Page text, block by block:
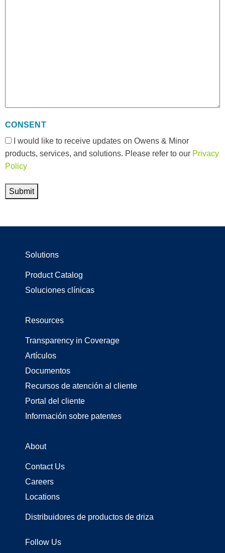
CONSENT
I would like to receive updates on Owens & Minor
products, services, and solutions. Please refer to our Privacy
Policy
Submit
Solutions
Product Catalog
Soluciones clínicas
Resources
Transparency in Coverage
Artículos
Documentos
Recursos de atención al cliente
Portal del cliente
Información sobre patentes
About
Contact Us
Careers
Locations
Distribuidores de productos de driza
Follow Us